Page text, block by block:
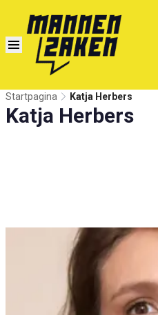
Startpagina Katja Herbers
Katja Herbers